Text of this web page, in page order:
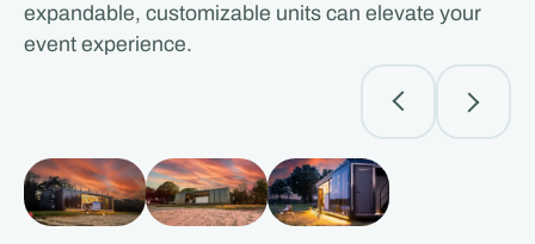
expandable, customizable units can elevate your
event experience.